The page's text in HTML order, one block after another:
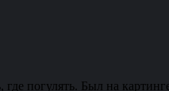
погулять. Был на